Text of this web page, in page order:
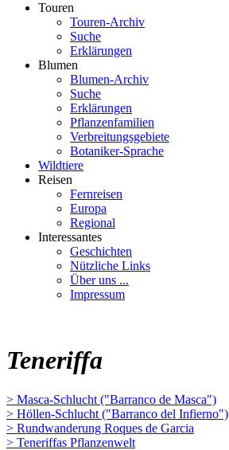
Touren
Touren-Archiv
Suche
Erklärungen
Blumen
Blumen-Archiv
Suche
Erklärungen
Pflanzenfamilien
Verbreitungsgebiete
Botaniker-Sprache
Wildtiere
Reisen
Fernreisen
Europa
Regional
Interessantes
Geschichten
Nützliche Links
Über uns ...
Impressum
Teneriffa
> Masca-Schlucht ("Barranco de Masca")
> Höllen-Schlucht ("Barranco del Infierno")
> Rundwanderung Roques de Garcia
> Teneriffas Pflanzenwelt